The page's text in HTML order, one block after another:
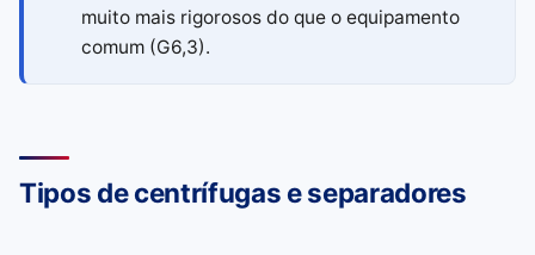
muito mais rigorosos do que o equipamento
comum (G6,3).
Tipos de centrífugas e separadores